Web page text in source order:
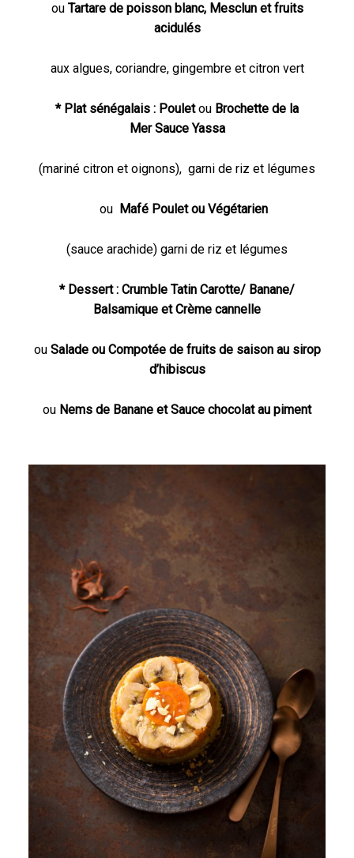
ou Tartare de poisson blanc, Mesclun et fruits
acidulés
aux algues, coriandre, gingembre et citron vert
* Plat sénégalais : Pouletou Brochette de la
Mer Sauce Yassa
(mariné citron et oignons), garni de riz et légumes
ou MaféPoulet ou Végétarien
(sauce arachide) garni de riz et légumes
* Dessert : Crumble Tatin Carotte/ Banane/
Balsamique et Crème cannelle
ouSalade ou Compotée de fruits de saison au sirop
d’hibiscus
ou Nems de Banane et Sauce chocolat au piment